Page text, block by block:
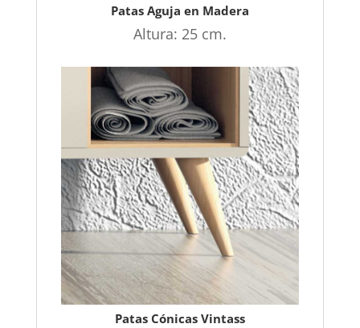
Patas Aguja en Madera
Altura: 25 cm.
Patas Cónicas Vintass